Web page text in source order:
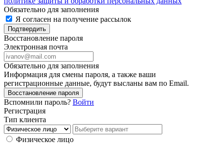
Обязательно для заполнения
Я согласен на получение рассылок
Подтвердить
Восстановление пароля
Электронная почта
Обязательно для заполнения
Информация для смены пароля, а также ваши
регистрационные данные, будут высланы вам по Email.
Восстановление пароля
Вспомнили пароль? Войти
Регистрация
Тип клиента
Физическое лицо